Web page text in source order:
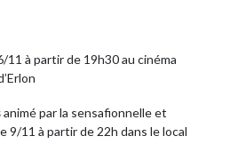
11 à partir de 19h30 au cinéma
animé par la sensafionnelle et
9/11 à partir de 22h dans le local